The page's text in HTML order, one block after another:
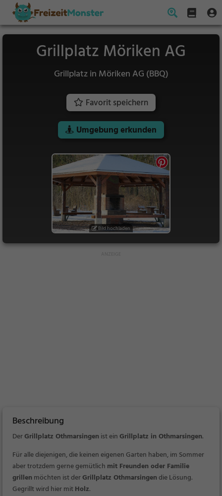
Grillplatz Möriken AG
Grillplatz in Möriken AG (BBQ)
Favorit speichern
Umgebung erkunden
Bild hochladen
Beschreibung
DerGrillplatz Othmarsingen ist einGrillplatz in Othmarsingen.
Für alle diejenigen, die keinen eigenen Garten haben, im Sommer
aber trotzdem gerne gemütlich mit Freunden oder Familie
grillen möchten ist derGrillplatz Othmarsingendie Lösung.
Gegrillt wird hier mitHolz.